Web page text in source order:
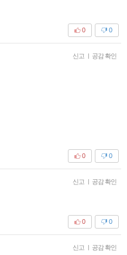
0
0
신고 | 공감 확인
0
0
신고 | 공감 확인
0
0
신고 | 공감 확인